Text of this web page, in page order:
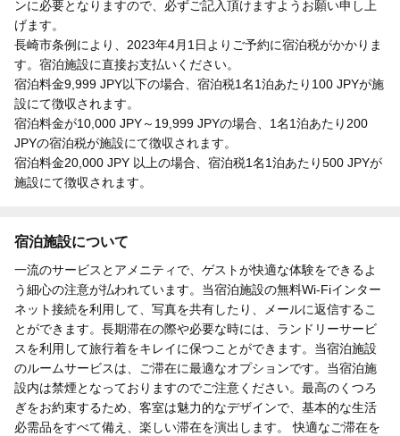
ンに必要となりますので、必ずご記入頂けますようお願い申し上
げます。
長崎市条例により、2023年4月1日よりご予約に宿泊税がかかりま
す。宿泊施設に直接お支払いください。
宿泊料金9,999 JPY以下の場合、宿泊税1名1泊あたり100 JPYが施
設にて徴収されます。
宿泊料金が10,000 JPY～19,999 JPYの場合、1名1泊あたり200
JPYの宿泊税が施設にて徴収されます。
宿泊料金20,000 JPY 以上の場合、宿泊税1名1泊あたり500 JPYが
施設にて徴収されます。
宿泊施設について
一流のサービスとアメニティで、ゲストが快適な体験をできるよ
う細心の注意が払われています。当宿泊施設の無料Wi-Fiインター
ネット接続を利用して、写真を共有したり、メールに返信するこ
とができます。長期滞在の際や必要な時には、ランドリーサービ
スを利用して旅行着をキレイに保つことができます。当宿泊施設
のルームサービスは、ご滞在に最適なオプションです。当宿泊施
設内は禁煙となっておりますのでご注意ください。最高のくつろ
ぎをお約束するため、客室は魅力的なデザインで、基本的な生活
必需品をすべて備え、楽しい滞在を演出します。 快適なご滞在を